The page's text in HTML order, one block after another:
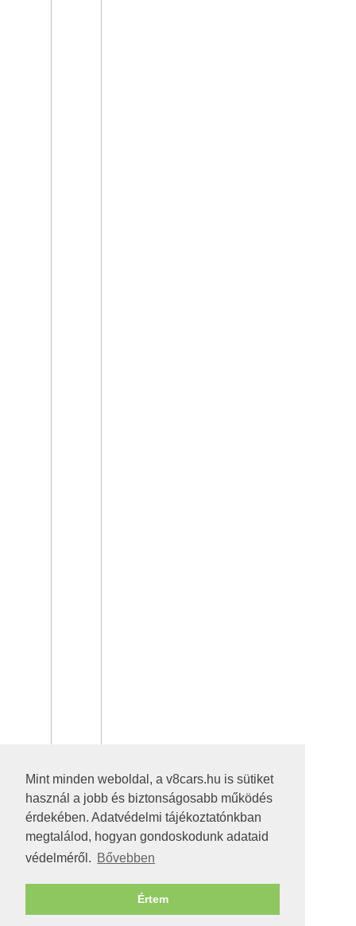
Mint minden weboldal, a v8cars.hu is sütiket
használ a jobb és biztonságosabb működés
érdekében. Adatvédelmi tájékoztatónkban
megtalálod, hogyan gondoskodunk adataid
védelméről. Bővebben
Értem